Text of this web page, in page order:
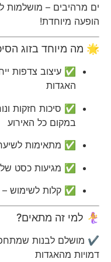
ים מרהיבים – מושלמות
הופעה מיוחדת!
🌟 מה מיוחד בזוג
✅ עיצוב צדפות
האגדות
✅ סיכות חזקות
במקום כל האירוע
✅ מתאימות לשיער
✅ מגיעות כסט של
✅ קלות לשימוש –
🧜‍♀️ למי זה מתאים?
✔ מושלם לבנות
דמויות מהאגדות